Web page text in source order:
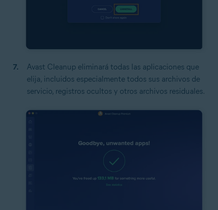
Avast Cleanup eliminará todas las aplicaciones que
elija, incluidos especialmente todos sus archivos de
servicio, registros ocultos y otros archivos residuales.